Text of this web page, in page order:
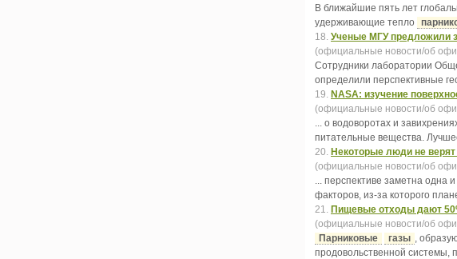
В ближайшие пять лет
удерживающие тепло
18. Ученые МГУ предложили
(официальные новости/об
Сотрудники лаборатории
определили перспективные
19. NASA: изучение
(официальные новости/об
... о водоворотах и
питательные вещества.
20. Некоторые люди не верят
(официальные новости/об
... перспективе заметна одна
факторов, из-за которого
21. Пищевые отходы дают
(официальные новости/об
Парниковые
газы ,
продовольственной системы,